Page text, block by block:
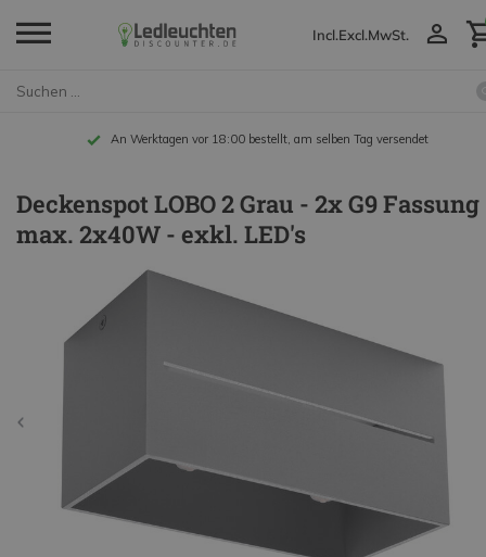
Incl.Excl.MwSt.
An Werktagen vor 18:00 bestellt, am selben Tag versendet
Deckenspot LOBO 2 Grau - 2x G9 Fassung
max. 2x40W - exkl. LED's